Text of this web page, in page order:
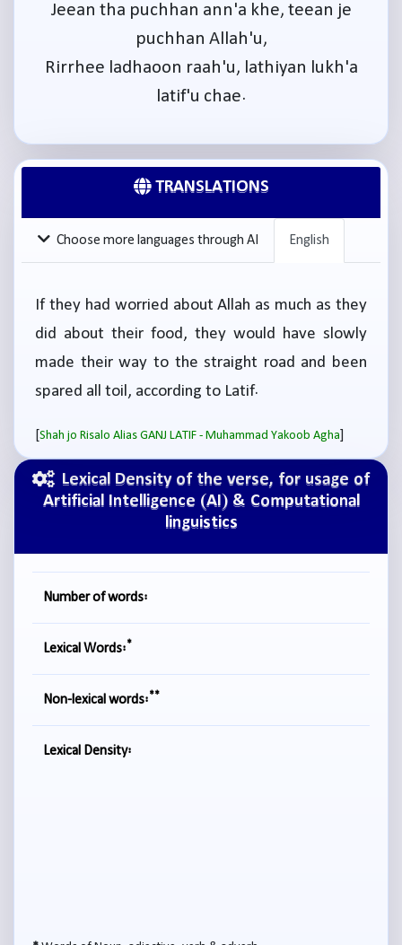
Lexical Density of the verse, for usage of
Artificial Intelligence (AI) & Computational
linguistics
Number of words:
Lexical Words:*
Non-lexical words:**
Lexical Density:
Jeean tha puchhan ann'a khe, teean je
puchhan Allah'u,
Rirrhee ladhaoon raah'u, lathiyan lukh'a
latif'u chae.
TRANSLATIONS
English
Choose more languages through AI
If they had worried about Allah as much as they
did about their food, they would have slowly
made their way to the straight road and been
spared all toil, according to Latif.
[Shah jo Risalo Alias GANJ LATIF - Muhammad Yakoob Agha